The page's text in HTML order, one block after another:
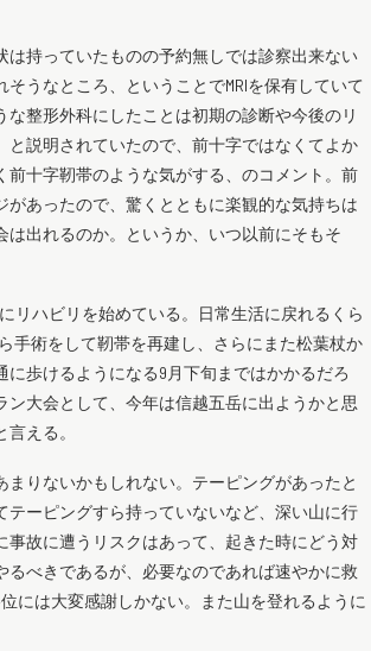
持っていたものの予約無しでは診察出来ない
うなところ、ということでMRIを保有していて
整形外科にしたことは初期の診断や今後のリ
説明されていたので、前十字ではなくてよか
十字靭帯のような気がする、のコメント。前
あったので、驚くとともに楽観的な気持ちは
出れるのか。というか、いつ以前にそもそ
リハビリを始めている。日常生活に戻れるくら
手術をして靭帯を再建し、さらにまた松葉杖か
歩けるようになる9月下旬まではかかるだろ
大会として、今年は信越五岳に出ようかと思
える。
りないかもしれない。テーピングがあったと
ーピングすら持っていないなど、深い山に行
故に遭うリスクはあって、起きた時にどう対
べきであるが、必要なのであれば速やかに救
には大変感謝しかない。また山を登れるように